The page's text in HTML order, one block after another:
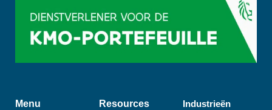
Menu Resources Industrieën